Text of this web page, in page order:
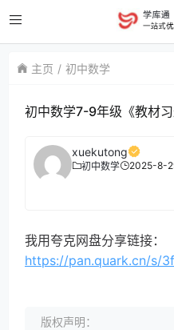
主页 初中数学
初中数学7-9年级《教材
xuekutong
初中数学 2025-8-
我用夸克网盘分享链接：
https://pan.quark.cn/s/
版权声明：